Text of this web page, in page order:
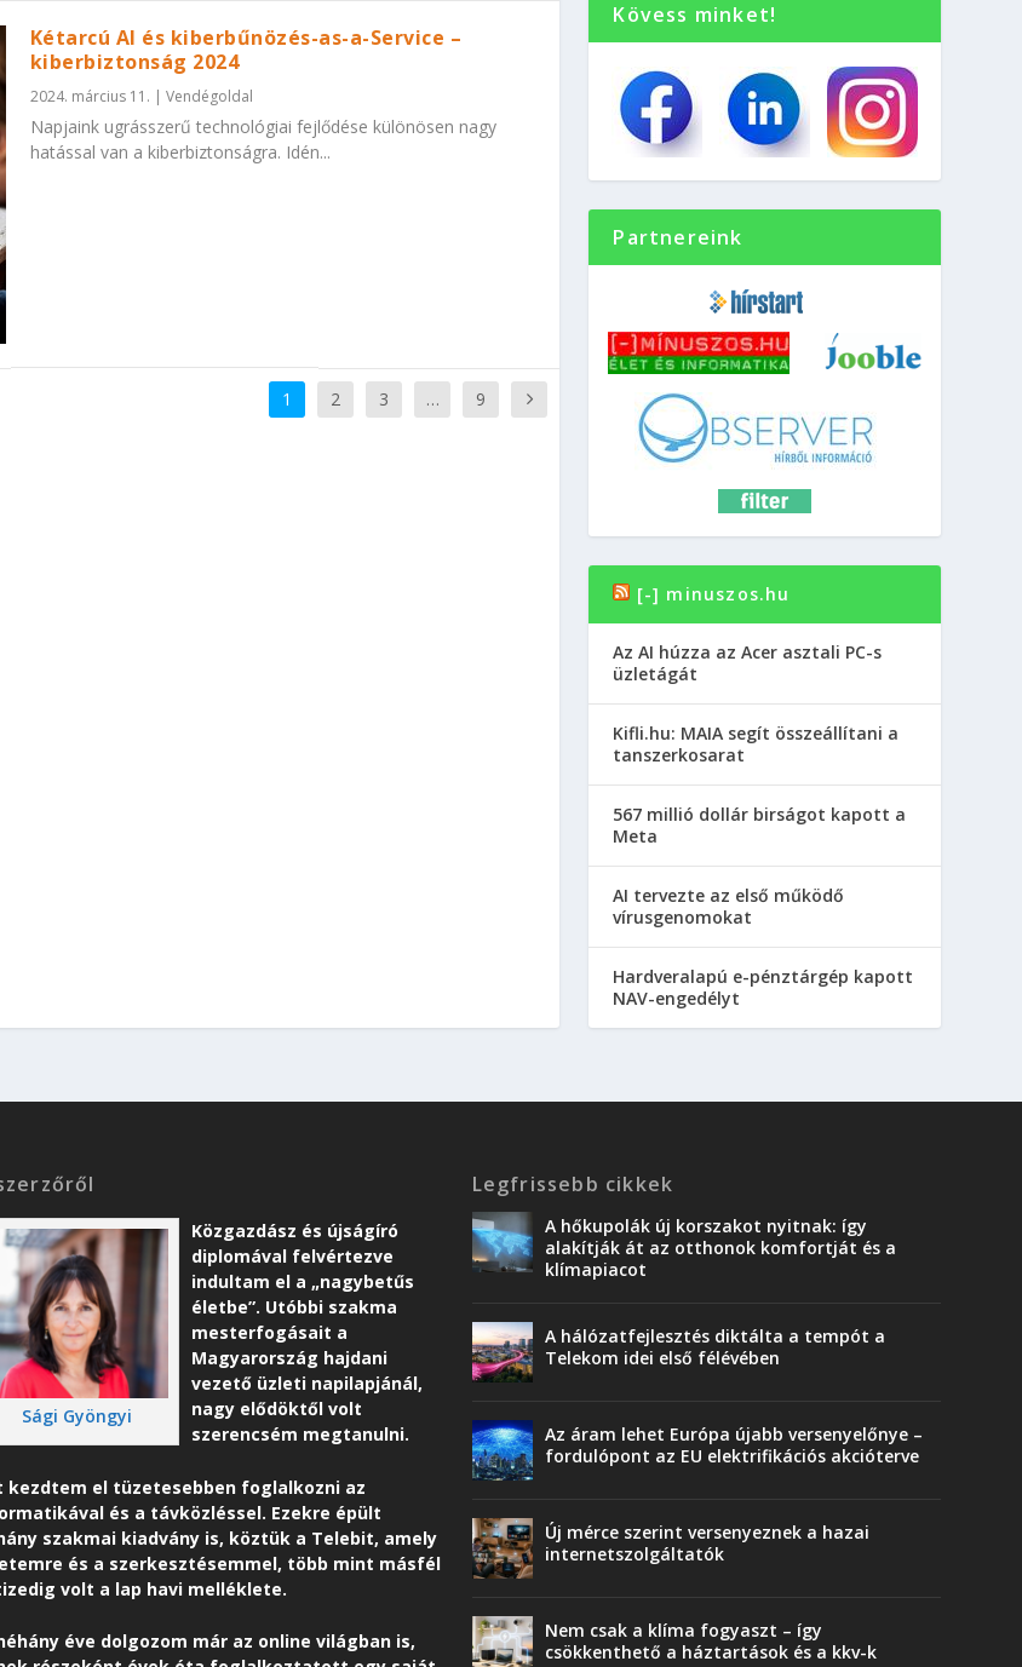
Kétarcú AI és kiberbűnözés-as-a-Service –
kiberbiztonság 2024
2024. március 11. | Vendégoldal
Napjaink ugrásszerű technológiai fejlődése különösen nagy
hatással van a kiberbiztonságra. Idén...
1 2 3 … 9
Kövess minket!
Partnereink
[-] minuszos.hu
Az AI húzza az Acer asztali PC-s
üzletágát
Kifli.hu: MAIA segít összeállítani a
tanszerkosarat
567 millió dollár birságot kapott a
Meta
AI tervezte az első működő
vírusgenomokat
Hardveralapú e-pénztárgép kapott
NAV-engedélyt
Sági Gyöngyi
Közgazdász és újságíró
diplomával felvértezve
indultam el a „nagybetűs
életbe”. Utóbbi szakma
mesterfogásait a
Magyarország hajdani
vezető üzleti napilapjánál,
nagy elődöktől volt
szerencsém megtanulni.
kezdtem el tüzetesebben foglalkozni az
és a távközléssel. Ezekre épült
szakmai kiadvány is, köztük a Telebit, amely
és a szerkesztésemmel, több mint másfél
volt a lap havi melléklete.
éve dolgozom már az online világban is,
Legfrissebb cikkek
A hőkupolák új korszakot nyitnak: így
alakítják át az otthonok komfortját és a
klímapiacot
A hálózatfejlesztés diktálta a tempót a
Telekom idei első félévében
Az áram lehet Európa újabb versenyelőnye –
fordulópont az EU elektrifikációs akcióterve
Új mérce szerint versenyeznek a hazai
internetszolgáltatók
Nem csak a klíma fogyaszt – így
csökkenthető a háztartások és a kkv-k